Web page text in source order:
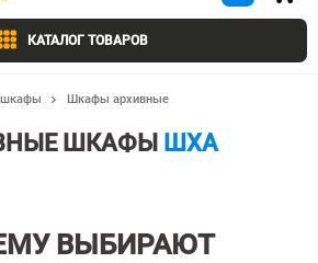
КАТАЛОГ ТОВАРОВ
шкафы Шкафы архивные
ШКАФЫ ШХА
ВЫБИРАЮТ